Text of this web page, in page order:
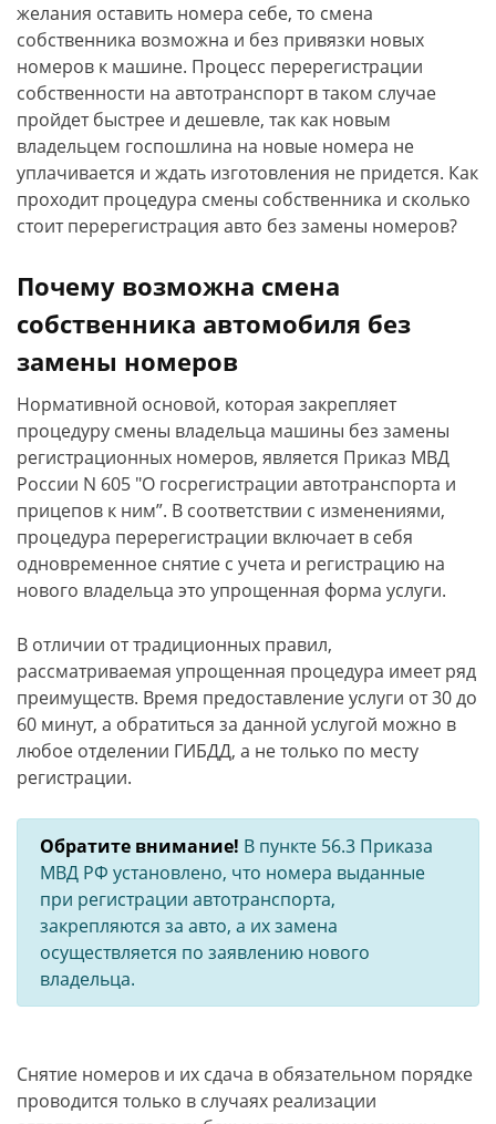
желания оставить номера себе, то смена
собственника возможна и без привязки новых
номеров к машине. Процесс перерегистрации
собственности на автотранспорт в таком случае
пройдет быстрее и дешевле, так как новым
владельцем госпошлина на новые номера не
уплачивается и ждать изготовления не придется. Как
проходит процедура смены собственника и сколько
стоит перерегистрация авто без замены номеров?
Почему возможна смена
собственника автомобиля без
замены номеров
Нормативной основой, которая закрепляет
процедуру смены владельца машины без замены
регистрационных номеров, является Приказ МВД
России N 605 "О госрегистрации автотранспорта и
прицепов к ним”. В соответствии с изменениями,
процедура перерегистрации включает в себя
одновременное снятие с учета и регистрацию на
нового владельца это упрощенная форма услуги.
В отличии от традиционных правил,
рассматриваемая упрощенная процедура имеет ряд
преимуществ. Время предоставление услуги от 30 до
60 минут, а обратиться за данной услугой можно в
любое отделении ГИБДД, а не только по месту
регистрации.
Обратите внимание! В пункте 56.3 Приказа
МВД РФ установлено, что номера выданные
при регистрации автотранспорта,
закрепляются за авто, а их замена
осуществляется по заявлению нового
владельца.
Снятие номеров и их сдача в обязательном порядке
проводится только в случаях реализации